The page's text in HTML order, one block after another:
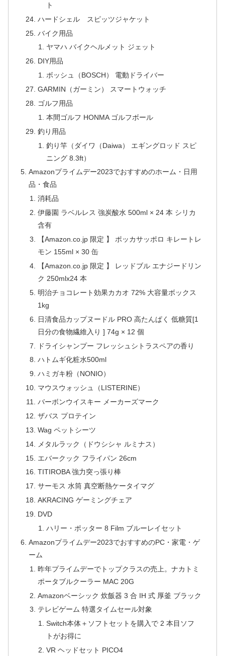
ト
ハードシェル スピッツジャケット
バイク用品
ヤマハ バイクヘルメット ジェット
DIY用品
ボッシュ（BOSCH） 電動ドライバー
GARMIN（ガーミン） スマートウォッチ
ゴルフ用品
本間ゴルフ HONMA ゴルフボール
釣り用品
釣り竿（ダイワ（Daiwa） エギングロッド スピ
ニング 8.3ft）
Amazonプライムデー2023でおすすめのホーム・日用
品・食品
消耗品
伊藤園 ラベルレス 強炭酸水 500ml × 24 本 シリカ
含有
【Amazon.co.jp 限定 】 ポッカサッポロ キレートレ
モン 155ml × 30 缶
【Amazon.co.jp 限定 】 レッドブル エナジードリン
ク 250mlx24 本
明治チョコレート効果カカオ 72% 大容量ボックス
1kg
日清食品カップヌードル PRO 高たんぱく 低糖質[1
日分の食物繊維入り ] 74g × 12 個
ドライシャンプー フレッシュシトラスペアの香り
ハトムギ化粧水500ml
ハミガキ粉（NONIO）
マウスウォッシュ（LISTERINE）
バーボンウイスキー メーカーズマーク
ザバス プロテイン
Wag ペットシーツ
メタルラック（ドウシシャ ルミナス）
エバークック フライパン 26cm
TITIROBA 強力突っ張り棒
サーモス 水筒 真空断熱ケータイマグ
AKRACING ゲーミングチェア
DVD
ハリー・ポッター 8 Film ブルーレイセット
Amazonプライムデー2023でおすすめのPC・家電・ゲ
ーム
昨年プライムデーでトップクラスの売上。ナカトミ
ポータブルクーラー MAC 20G
Amazonベーシック 炊飯器 3 合 IH 式 厚釜 ブラック
テレビゲーム 特選タイムセール対象
Switch本体＋ソフトセットを購入で 2 本目ソフ
トがお得に
VR ヘッドセット PICO4